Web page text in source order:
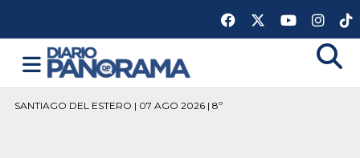
SANTIAGO DEL ESTERO | 07 AGO 2026 | 8º